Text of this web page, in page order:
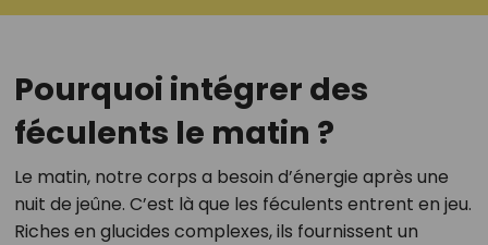
Pourquoi intégrer des
féculents le matin ?
Le matin, notre corps a besoin d’énergie après une
nuit de jeûne. C’est là que les féculents entrent en jeu.
Riches en glucides complexes, ils fournissent un